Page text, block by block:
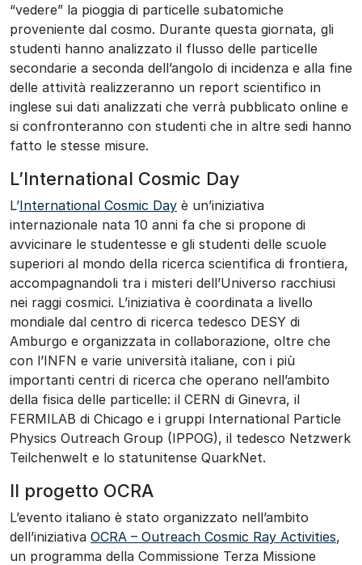
“vedere” la pioggia di particelle subatomiche
proveniente dal cosmo. Durante questa giornata, gli
studenti hanno analizzato il flusso delle particelle
secondarie a seconda dell’angolo di incidenza e alla fine
delle attività realizzeranno un report scientifico in
inglese sui dati analizzati che verrà pubblicato online e
si confronteranno con studenti che in altre sedi hanno
fatto le stesse misure.
L’International Cosmic Day
L’International Cosmic Day è un’iniziativa
internazionale nata 10 anni fa che si propone di
avvicinare le studentesse e gli studenti delle scuole
superiori al mondo della ricerca scientifica di frontiera,
accompagnandoli tra i misteri dell’Universo racchiusi
nei raggi cosmici. L’iniziativa è coordinata a livello
mondiale dal centro di ricerca tedesco DESY di
Amburgo e organizzata in collaborazione, oltre che
con l’INFN e varie università italiane, con i più
importanti centri di ricerca che operano nell’ambito
della fisica delle particelle: il CERN di Ginevra, il
FERMILAB di Chicago e i gruppi International Particle
Physics Outreach Group (IPPOG), il tedesco Netzwerk
Teilchenwelt e lo statunitense QuarkNet.
Il progetto OCRA
L’evento italiano è stato organizzato nell’ambito
dell’iniziativa OCRA – Outreach Cosmic Ray Activities,
un programma della Commissione Terza Missione